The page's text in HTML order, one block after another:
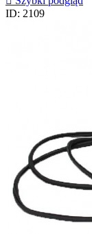
ID: 2109